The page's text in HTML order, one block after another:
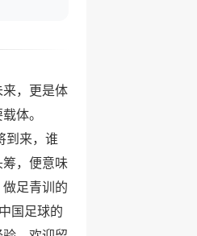
，更是体
体。
到来，谁
，便意味
足青训的
国足球的